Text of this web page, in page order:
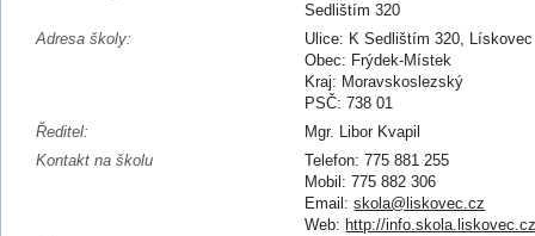
Sedlištím 320
Adresa školy:
Ulice: K Sedlištím 320, Lískovec
Obec: Frýdek-Místek
Kraj: Moravskoslezský
PSČ: 738 01
Ředitel:
Mgr. Libor Kvapil
Kontakt na školu
Telefon: 775 881 255
Mobil: 775 882 306
Email:skola@liskovec.cz
Web: http://